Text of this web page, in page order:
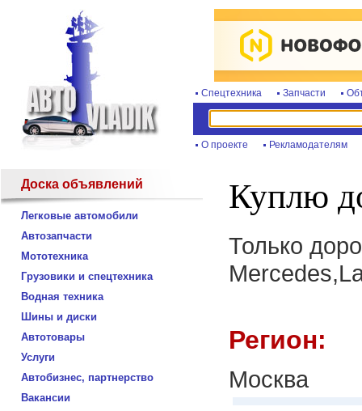
Спецтехника Запчасти
О проекте Рекламодателям
Доска объявлений
Легковые автомобили
Автозапчасти
Мототехника
Грузовики и спецтехника
Водная техника
Шины и диски
Автотовары
Услуги
Автобизнес, партнерство
Вакансии
Куплю
Только
Регион:
Москва